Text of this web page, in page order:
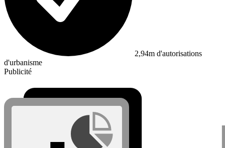
2,94m d'autorisations
d'urbanisme
Publicité